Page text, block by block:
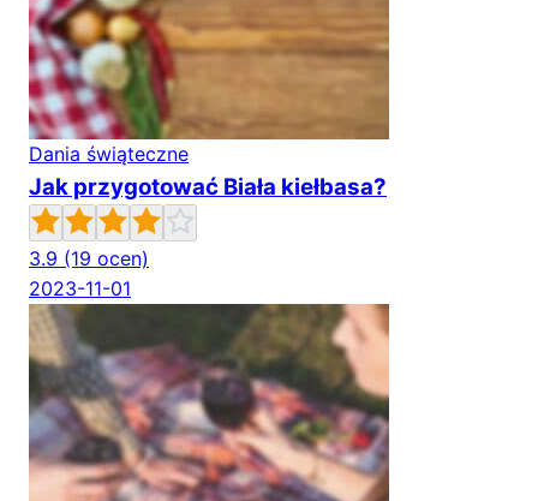
Dania świąteczne
Jak przygotować Biała kiełbasa?
3.9 (19 ocen)
2023-11-01